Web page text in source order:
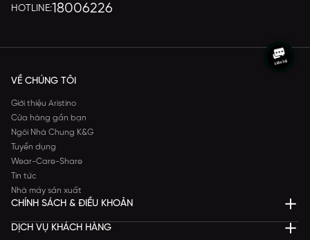
HOTLINE:18006226
VỀ CHÚNG TÔI
Giới thiệu Aristino
Cửa hàng gần bạn
Ngôi Nhà Chung K&G
Tuyển dụng
Wear-Care-Share
Tin tức
Nhà máy sản xuất
CHÍNH SÁCH & ĐIỀU KHOẢN
DỊCH VỤ KHÁCH HÀNG